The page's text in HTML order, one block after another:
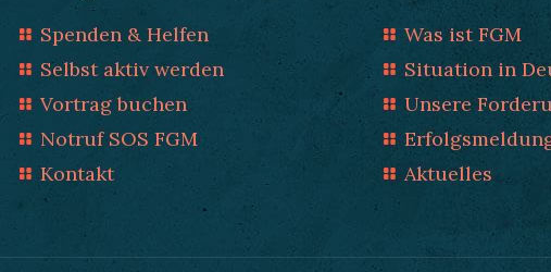
Spenden & Helfen
Selbst aktiv werden
Vortrag buchen
Notruf SOS FGM
Kontakt
Was ist FGM
Situation in
Unsere
Aktuelles